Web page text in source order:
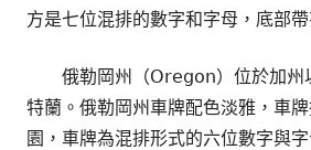
方是七位混排的數字和字母，底部
俄勒岡州（Oregon）位於加州
特蘭。俄勒岡州車牌配色淡雅，車
園，車牌為混排形式的六位數字與